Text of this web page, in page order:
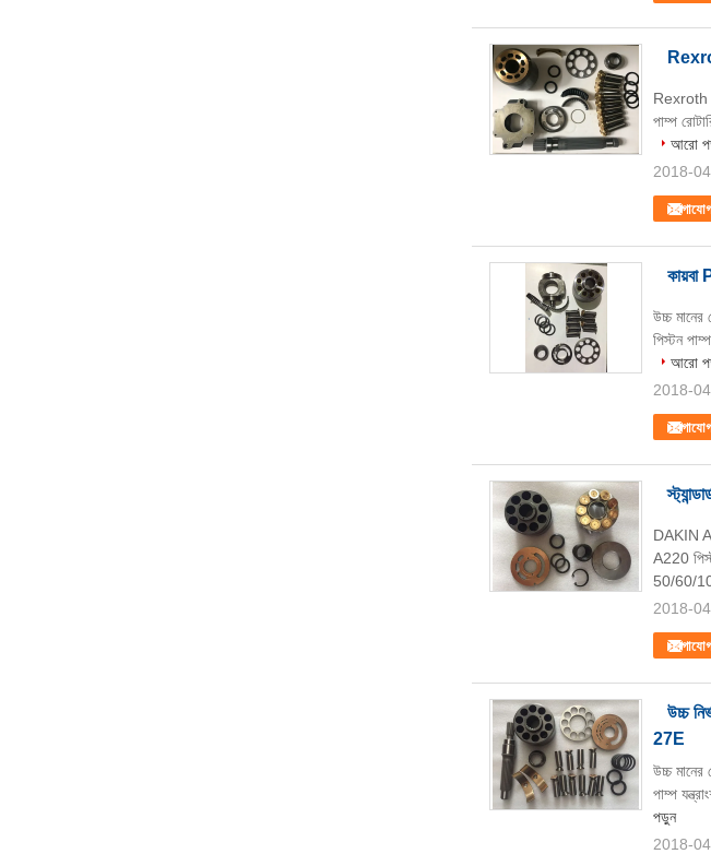
যোগাযোগ
Rexroth
পাম্প
আরো
2018-
কায়বা
যোগাযোগ
উচ্চ
পিস্টন
আরো
2018-
যোগাযোগ
DAKIN
A220
50/60/
2018-
উচ্চ
27E
উচ্চ
পাম্প
পড়ুন
2018-